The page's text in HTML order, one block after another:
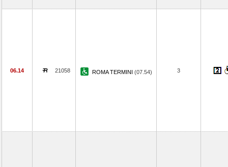
06.14 21058 ROMA TERMINI (07.54) 3